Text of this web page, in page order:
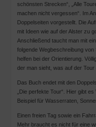
schönsten Strecken“, „Alle
machen nicht vergessen“. Im
Doppelseiten vorgestellt. Die
mit Ideen wie auf der Alster zu
Anschließend taucht man mit
folgende Wegbeschreibung
helfen bei der Orientierung.
der man sieht, was auf der
Das Buch endet mit den
„Die perfekte Tour“. Hier gibt
Beispiel für Wasserraten,
Einen freien Tag sowie ein
Mehr braucht es nicht für eine